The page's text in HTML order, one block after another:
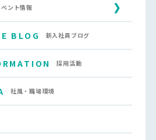
ント情報
BLOG 新入社員ブログ
採用活動
社風・職場環境